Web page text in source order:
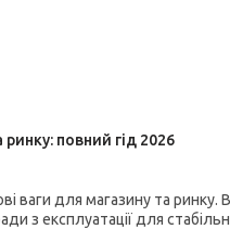
повний гід 2026
ваги для магазину та ринку.
з експлуатації для